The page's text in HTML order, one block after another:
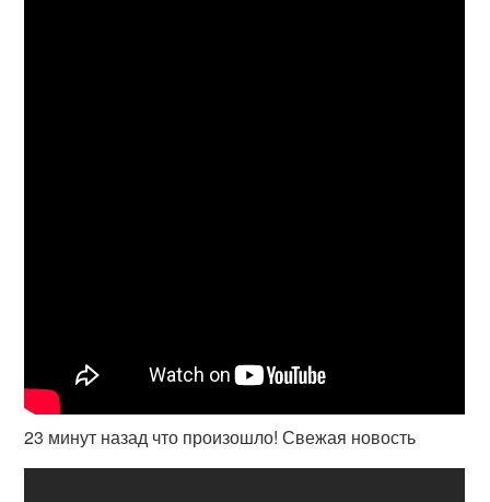
23 минут назад что произошло! Свежая новость